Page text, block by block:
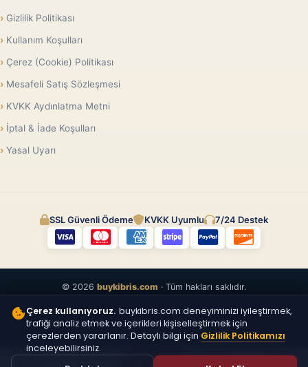
Gizlilik Politikası
Kullanım Koşulları
Çerez (Cookie) Politikası
Mesafeli Satış Sözleşmesi
KVKK Aydınlatma Metni
İptal & İade Koşulları
Yasal Uyarı
SSL Güvenli Ödeme KVKK Uyumlu 7/24 Destek
© 2026 buykibris.com · Tüm hakları saklıdır.
Çerez kullanıyoruz. buykibris.com deneyiminizi iyileştirmek,
trafiği analiz etmek ve içerikleri kişiselleştirmek için
çerezlerden yararlanır. Detaylı bilgi için Gizlilik Politikamızı
inceleyebilirsiniz.